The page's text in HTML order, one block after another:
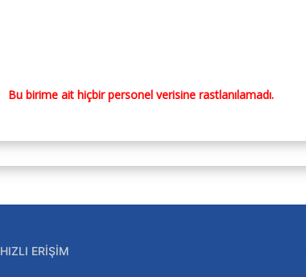
Bu birime ait hiçbir personel verisine rastlanılamadı.
HIZLI ERIŞIM